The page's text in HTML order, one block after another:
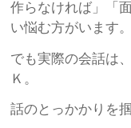
作らなければ」「
い悩む方がいます。
でも実際の会話は
Ｋ。
話のとっかかりを